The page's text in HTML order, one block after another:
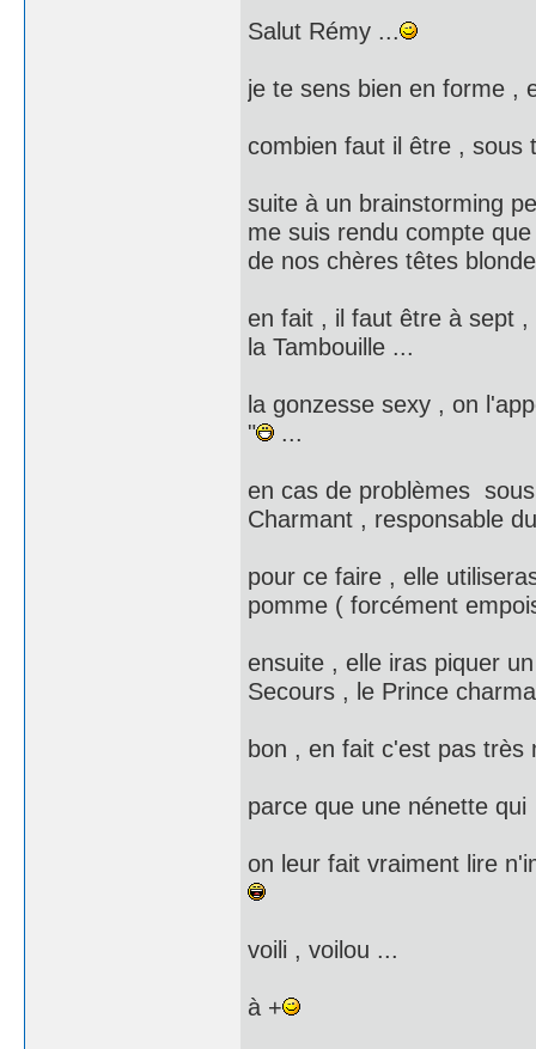
Salut Rémy ...
je te sens bien en forme ,
combien faut il être , sous
suite à un brainstorming
me suis rendu compte
de nos chères têtes
en fait , il faut être à sept
la Tambouille ...
la gonzesse sexy , on
"
...
en cas de problèmes
Charmant , responsable
pour ce faire , elle
pomme ( forcément
ensuite , elle iras piquer
Secours , le Prince
bon , en fait c'est pas
parce que une nénette
on leur fait vraiment lire
voili , voilou ...
à +